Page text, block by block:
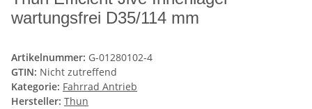
wartungsfrei D35/114 mm
Artikelnummer: G-01280102-4
GTIN: Nicht zutreffend
Kategorie: Fahrrad Antrieb
Hersteller: Thun